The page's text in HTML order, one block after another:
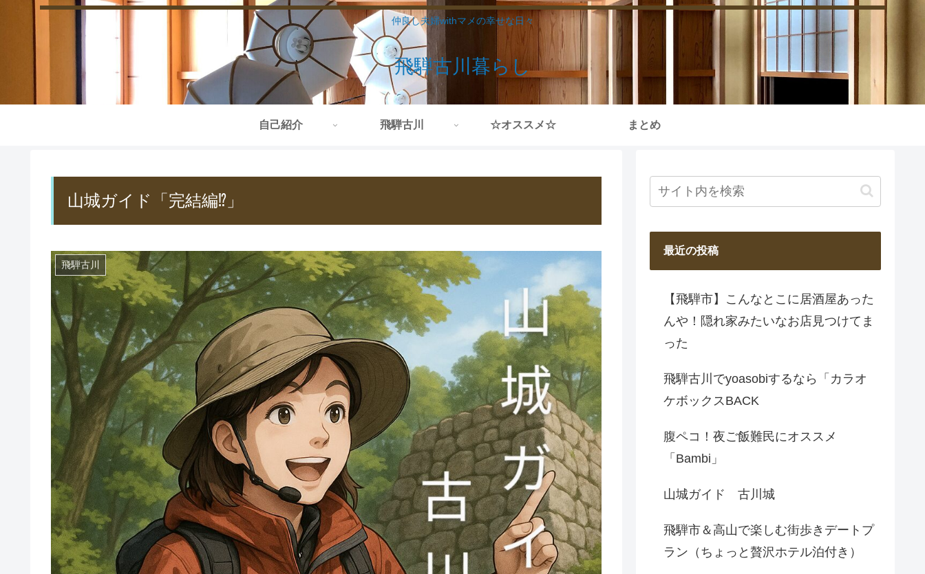
仲良し夫婦withマメの幸せな日々
飛騨古川暮らし
自己紹介 飛騨古川 ☆オススメ☆ まとめ
山城ガイド「完結編⁉」
飛騨古川
最近の投稿
【飛騨市】こんなとこに居酒屋あった
んや！隠れ家みたいなお店見つけてま
った
飛騨古川でyoasobiするなら「カラオ
ケボックスBACK
腹ペコ！夜ご飯難民にオススメ
「Bambi」
山城ガイド 古川城
飛騨市＆高山で楽しむ街歩きデートプ
ラン（ちょっと贅沢ホテル泊付き）